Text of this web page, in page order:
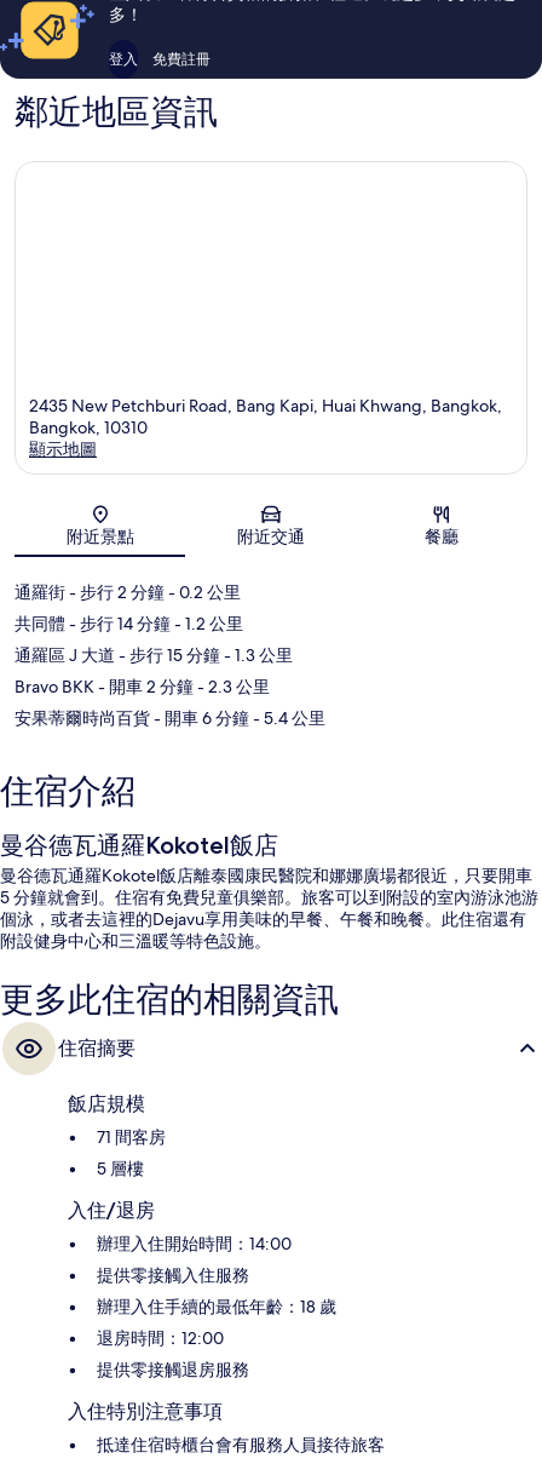
論 論
多！
登入 免費註冊
鄰近地區資訊
2435 New Petchburi Road, Bang Kapi, Huai Khwang, Bangkok,
Bangkok, 10310
顯示地圖
附近景點 附近交通 餐廳
通羅街- 步行 2 分鐘- 0.2 公里
共同體 - 步行 14 分鐘- 1.2 公里
通羅區 J 大道 - 步行 15 分鐘- 1.3 公里
Bravo BKK- 開車 2 分鐘- 2.3 公里
安果蒂爾時尚百貨- 開車 6 分鐘- 5.4 公里
住宿介紹
曼谷德瓦通羅Kokotel飯店
曼谷德瓦通羅Kokotel飯店離泰國康民醫院和娜娜廣場都很近，只要開車
5 分鐘就會到。住宿有免費兒童俱樂部。旅客可以到附設的室內游泳池游
個泳，或者去這裡的Dejavu享用美味的早餐、午餐和晚餐。此住宿還有
附設健身中心和三溫暖等特色設施。
更多此住宿的相關資訊
住宿摘要
飯店規模
71 間客房
5 層樓
入住/退房
辦理入住開始時間：14:00
提供零接觸入住服務
辦理入住手續的最低年齡：18 歲
退房時間：12:00
提供零接觸退房服務
入住特別注意事項
抵達住宿時櫃台會有服務人員接待旅客